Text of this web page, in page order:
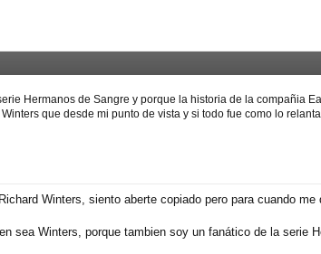
Hermanos de Sangre y porque la historia de la compañia
que desde mi punto de vista y si todo fue como lo
Winters, siento aberte copiado pero para cuando
sea Winters, porque tambien soy un fanático de la serie